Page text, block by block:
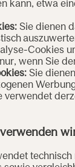
kann, etwa
Sie dienen
Cookies
wenn Sie
Sie
verwendet